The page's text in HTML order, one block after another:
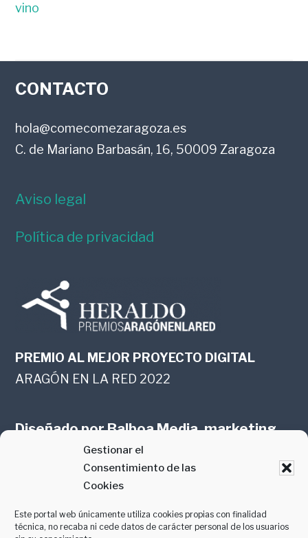
Gestionar el
Consentimiento de las
Cookies
Este portal web únicamente utiliza cookies propias con finalidad
técnica, no recaba ni cede datos de carácter personal de los usuarios
vino
FOOTER
CONTACTO
hola@comecomezaragoza.es
C. de Mariano Barbasán, 16, 50009 Zaragoza
Aviso legal
Política de privacidad
PREMIO AL MEJOR PROYECTO DIGITAL
ARAGÓN EN LA RED 2022
Diseñado porBalboa Media, marketing
online en Zaragoza